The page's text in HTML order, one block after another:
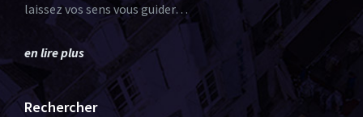
laissez vos sens vous guider…
en lire plus
Rechercher